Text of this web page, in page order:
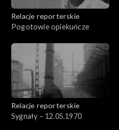
Relacje reporterskie
Pogotowie opiekuńcze
Relacje reporterskie
Sygnały – 12.05.1970